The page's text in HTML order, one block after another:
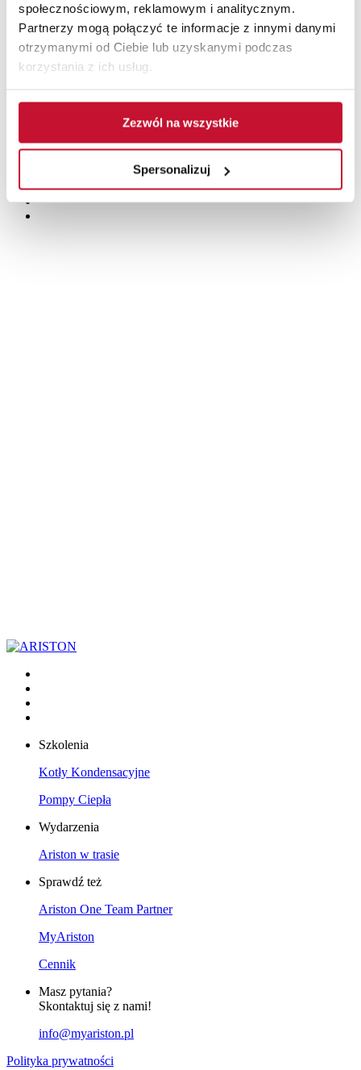
społecznościowym, reklamowym i analitycznym.
Partnerzy mogą połączyć te informacje z innymi danymi
otrzymanymi od Ciebie lub uzyskanymi podczas
korzystania z ich usług.
Zezwól na wszystkie
Spersonalizuj
Szkolenia
Kotły Kondensacyjne
Pompy Ciepła
Wydarzenia
Ariston w trasie
Sprawdź też
Ariston One Team Partner
MyAriston
Cennik
Masz pytania?
Skontaktuj się z nami!
info@myariston.pl
Polityka prywatności